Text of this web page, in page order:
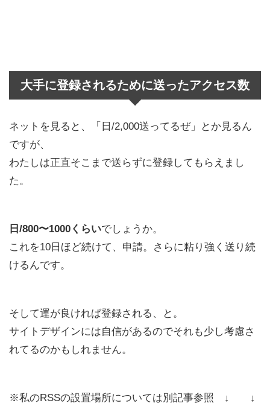
大手に登録されるために送ったアクセス数
ネットを見ると、「日/2,000送ってるぜ」とか見るん
ですが、
わたしは正直そこまで送らずに登録してもらえまし
た。
日/800〜1000くらいでしょうか。
これを10日ほど続けて、申請。さらに粘り強く送り続
けるんです。
そして運が良ければ登録される、と。
サイトデザインには自信があるのでそれも少し考慮さ
れてるのかもしれません。
※私のRSSの設置場所については別記事参照 ↓ ↓